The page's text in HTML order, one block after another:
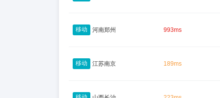
移动 河南郑州 993ms
移动 江苏南京 189ms